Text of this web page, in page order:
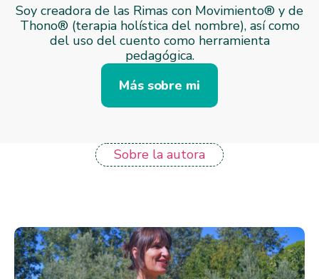
Soy creadora de las Rimas con Movimiento® y de
Thono® (terapia holística del nombre), así como
del uso del cuento como herramienta
pedagógica.
Más sobre mi
Sobre la autora